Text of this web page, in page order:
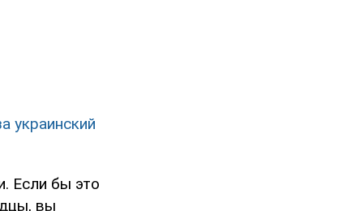
украинский
Если бы это
вы